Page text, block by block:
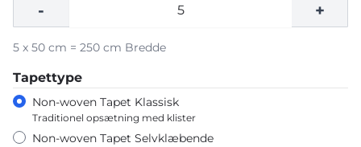
- +
5 x 50 cm = 250 cm Bredde
Tapettype
Non-woven Tapet Klassisk
Traditionel opsætning med klister
Non-woven Tapet Selvklæbende